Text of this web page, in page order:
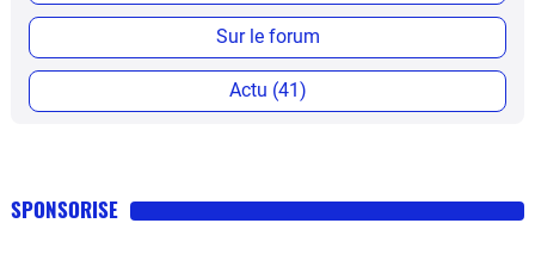
Sur le forum
Actu (41)
SPONSORISE